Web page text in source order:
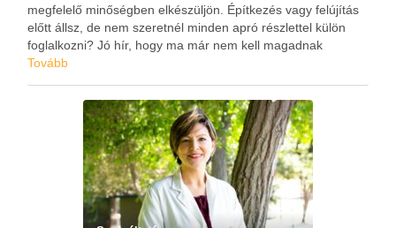
megfelelő minőségben elkészüljön. Építkezés vagy felújítás
előtt állsz, de nem szeretnél minden apró részlettel külön
foglalkozni? Jó hír, hogy ma már nem kell magadnak
intézned mindent, a kőművestől kezdve, a villanyszerelőn át
Tovább